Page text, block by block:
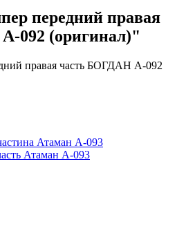
передний правая
092 (оригинал)"
правая часть БОГДАН А-092
Атаман А-093